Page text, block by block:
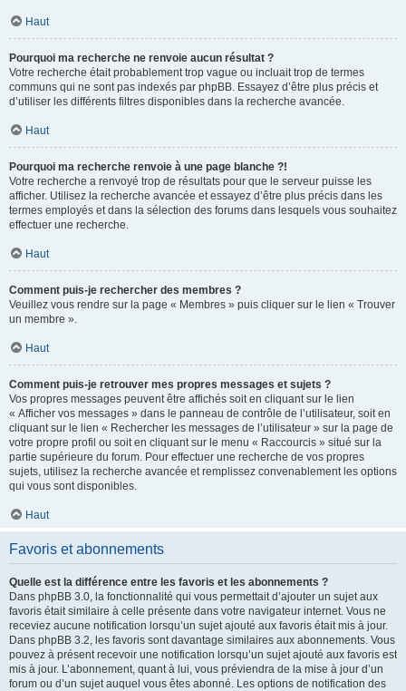
Haut
Pourquoi ma recherche ne renvoie aucun résultat ?
Votre recherche était probablement trop vague ou incluait trop de termes
communs qui ne sont pas indexés par phpBB. Essayez d’être plus précis et
d’utiliser les différents filtres disponibles dans la recherche avancée.
Haut
Pourquoi ma recherche renvoie à une page blanche ?!
Votre recherche a renvoyé trop de résultats pour que le serveur puisse les
afficher. Utilisez la recherche avancée et essayez d’être plus précis dans les
termes employés et dans la sélection des forums dans lesquels vous souhaitez
effectuer une recherche.
Haut
Comment puis-je rechercher des membres ?
Veuillez vous rendre sur la page « Membres » puis cliquer sur le lien « Trouver
un membre ».
Haut
Comment puis-je retrouver mes propres messages et sujets ?
Vos propres messages peuvent être affichés soit en cliquant sur le lien
« Afficher vos messages » dans le panneau de contrôle de l’utilisateur, soit en
cliquant sur le lien « Rechercher les messages de l’utilisateur » sur la page de
votre propre profil ou soit en cliquant sur le menu « Raccourcis » situé sur la
partie supérieure du forum. Pour effectuer une recherche de vos propres
sujets, utilisez la recherche avancée et remplissez convenablement les options
qui vous sont disponibles.
Haut
Favoris et abonnements
Quelle est la différence entre les favoris et les abonnements ?
Dans phpBB 3.0, la fonctionnalité qui vous permettait d’ajouter un sujet aux
favoris était similaire à celle présente dans votre navigateur internet. Vous ne
receviez aucune notification lorsqu’un sujet ajouté aux favoris était mis à jour.
Dans phpBB 3.2, les favoris sont davantage similaires aux abonnements. Vous
pouvez à présent recevoir une notification lorsqu’un sujet ajouté aux favoris est
mis à jour. L’abonnement, quant à lui, vous préviendra de la mise à jour d’un
forum ou d’un sujet auquel vous êtes abonné. Les options de notification des